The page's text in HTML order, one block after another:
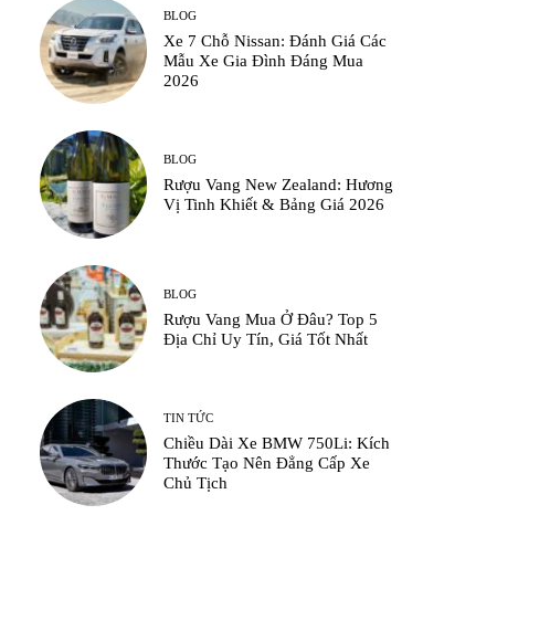
BLOG
Xe 7 Chỗ Nissan: Đánh Giá Các
Mẫu Xe Gia Đình Đáng Mua
2026
BLOG
Rượu Vang New Zealand: Hương
Vị Tinh Khiết & Bảng Giá 2026
BLOG
Rượu Vang Mua Ở Đâu? Top 5
Địa Chỉ Uy Tín, Giá Tốt Nhất
TIN TỨC
Chiều Dài Xe BMW 750Li: Kích
Thước Tạo Nên Đẳng Cấp Xe
Chủ Tịch